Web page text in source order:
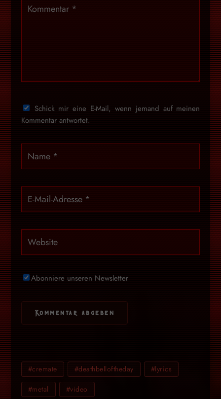
Schick mir eine E-Mail, wenn jemand auf meinen
Kommentar antwortet.
Abonniere unseren Newsletter
#cremate #deathbelloftheday #lyrics
#metal #video